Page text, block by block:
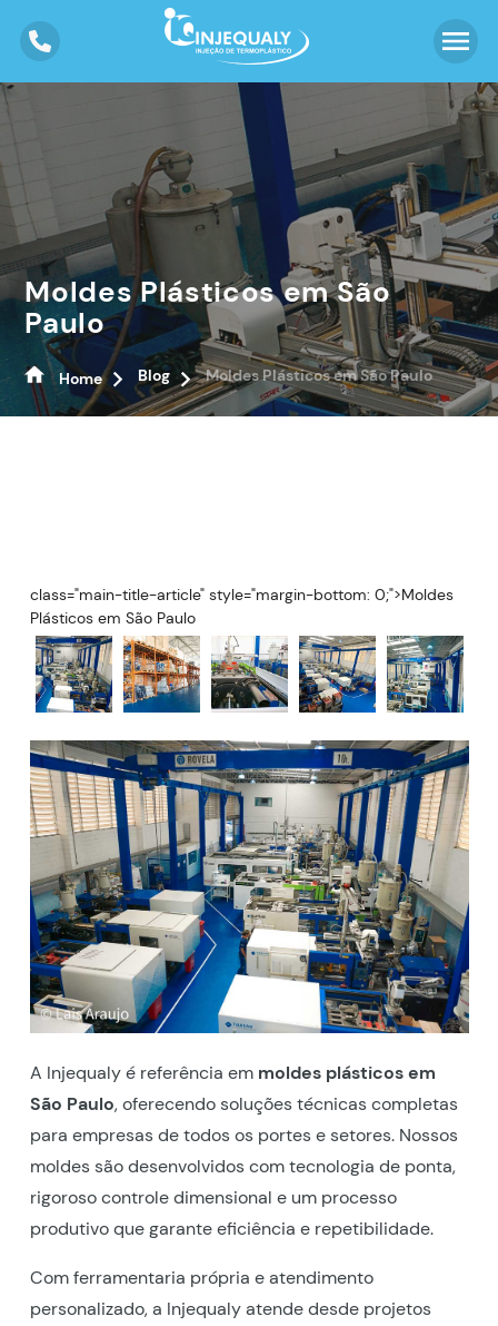
Moldes Plásticos em São
Paulo
Home Blog Moldes Plásticos em São Paulo
class="main-title-article" style="margin-bottom: 0;">Moldes
Plásticos em São Paulo
A Injequaly é referência em moldes plásticos em
São Paulo, oferecendo soluções técnicas completas
para empresas de todos os portes e setores. Nossos
moldes são desenvolvidos com tecnologia de ponta,
rigoroso controle dimensional e um processo
produtivo que garante eficiência e repetibilidade.
Com ferramentaria própria e atendimento
personalizado, a Injequaly atende desde projetos